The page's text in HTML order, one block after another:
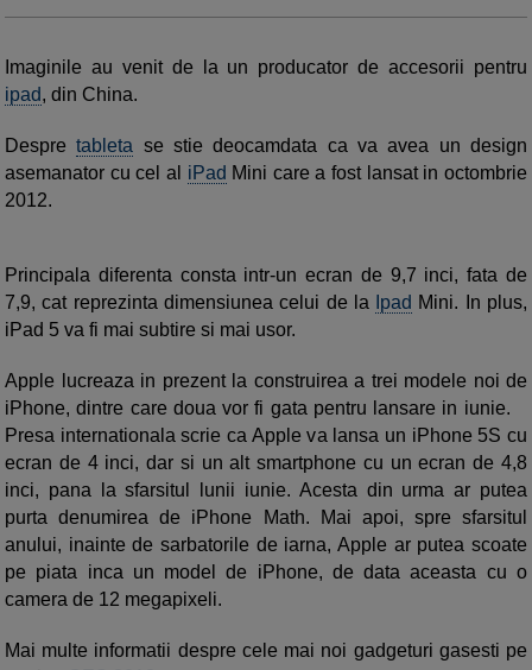
Imaginile au venit de la un producator de accesorii pentru
ipad, din China.
Despretableta se stie deocamdata ca va avea un design
asemanator cu cel al iPad Mini care a fost lansat in octombrie
2012.
Principala diferenta consta intr-un ecran de 9,7 inci, fata de
7,9, cat reprezinta dimensiunea celui de la
Ipad Mini. In plus,
iPad 5 va fi mai subtire si mai usor.
Apple lucreaza in prezent la construirea a trei modele noi de
iPhone, dintre care doua vor fi gata pentru lansare in iunie.
Presa internationala scrie ca Apple va lansa un iPhone 5S cu
ecran de 4 inci, dar si un alt smartphone cu un ecran de 4,8
inci, pana la sfarsitul lunii iunie. Acesta din urma ar putea
purta denumirea de iPhone Math. Mai apoi, spre sfarsitul
anului, inainte de sarbatorile de iarna, Apple ar putea scoate
pe piata inca un model de iPhone, de data aceasta cu o
camera de 12 megapixeli.
Mai multe informatii despre cele mai noi gadgeturi gasesti pe